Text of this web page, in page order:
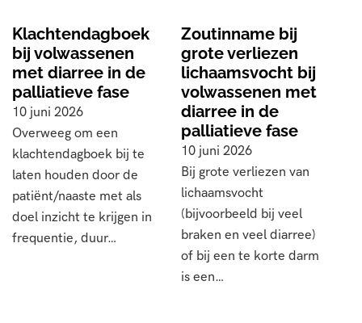
Klachtendagboek
bij volwassenen
met diarree in de
palliatieve fase
10 juni 2026
Overweeg om een
klachtendagboek bij te
laten houden door de
patiënt/naaste met als
doel inzicht te krijgen in
frequentie, duur…
Zoutinname bij
grote verliezen
lichaamsvocht bij
volwassenen met
diarree in de
palliatieve fase
10 juni 2026
Bij grote verliezen van
lichaamsvocht
(bijvoorbeeld bij veel
braken en veel diarree)
of bij een te korte darm
is een…